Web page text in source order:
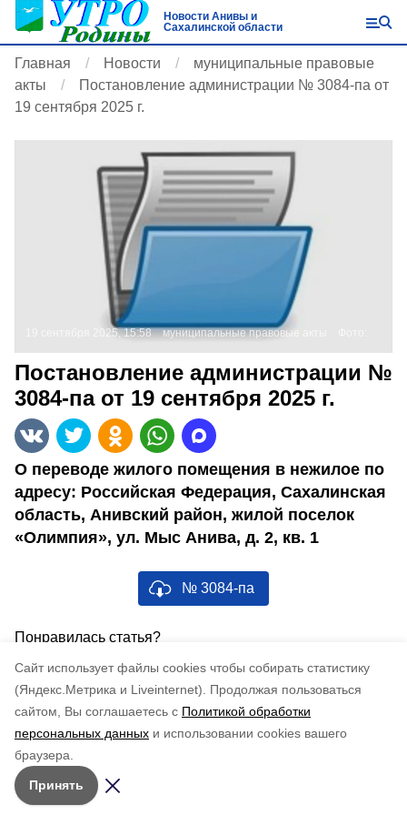
Cайт использует файлы cookies чтобы собирать статистику
(Яндекс.Метрика и Liveinternet).
Продолжая пользоваться
сайтом, Вы соглашаетесь с Политикой обработки
персональных данных и использовании cookies вашего
браузера.
Принять
Новости Анивы и
Сахалинской области
Главная Новости
муниципальные правовые
акты
Постановление администрации № 3084-па от
19 сентября 2025 г.
19 сентября 2025, 15:58 муниципальные правовые акты
Постановление администрации №
3084-па от 19 сентября 2025 г.
О переводе жилого помещения в нежилое по
адресу: Российская Федерация, Сахалинская
область, Анивский район, жилой поселок
«Олимпия», ул. Мыс Анива, д. 2, кв. 1
№ 3084-па
Понравилась статья?
4 2 1